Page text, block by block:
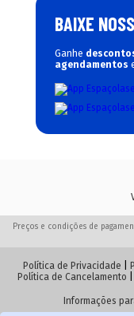
BAIXE
Ganhe
agendamentos
Preços e condições de
Política de Privacidade
Política de Cancelamento
Informações